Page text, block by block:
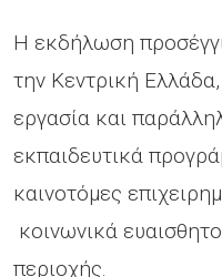
Η εκδήλωση
την Κεντρική
εργασία και
εκπαιδευτικά
καινοτόμες
κοινωνικά
περιοχής.